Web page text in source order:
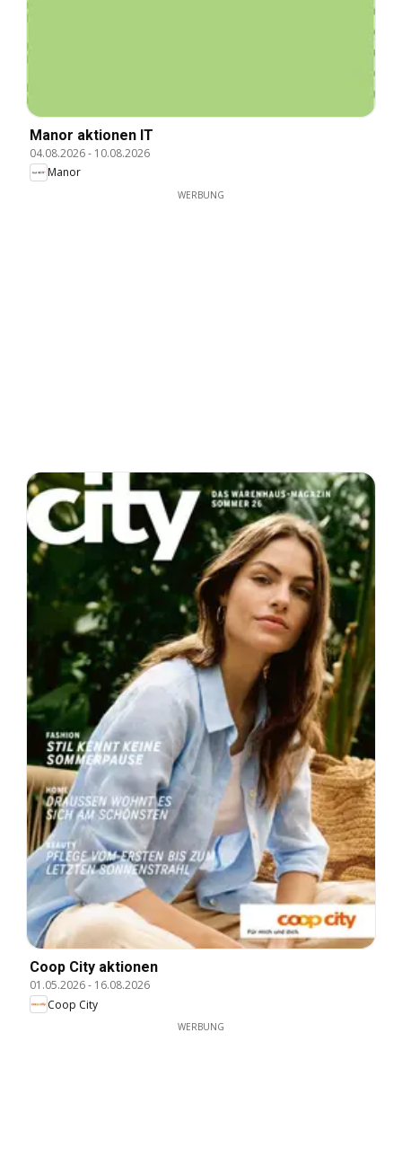
Manor aktionen IT
04.08.2026- 10.08.2026
Manor
WERBUNG
Coop City aktionen
01.05.2026- 16.08.2026
Coop City
WERBUNG